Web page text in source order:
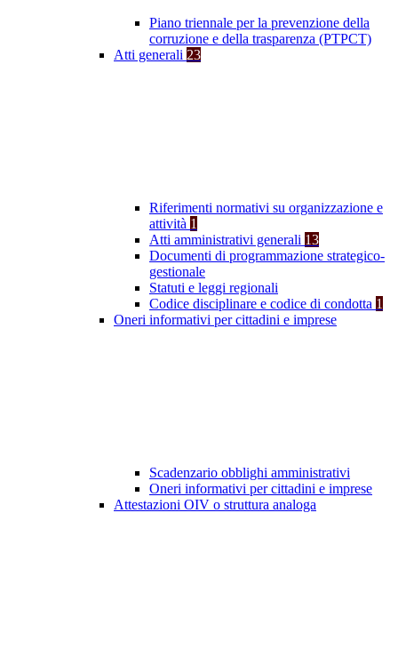
Piano triennale per la prevenzione della
corruzione e della trasparenza (PTPCT)
Atti generali 23
Riferimenti normativi su organizzazione e
attività 1
Atti amministrativi generali 13
Documenti di programmazione strategico-
gestionale
Statuti e leggi regionali
Codice disciplinare e codice di condotta 1
Oneri informativi per cittadini e imprese
Scadenzario obblighi amministrativi
Oneri informativi per cittadini e imprese
Attestazioni OIV o struttura analoga